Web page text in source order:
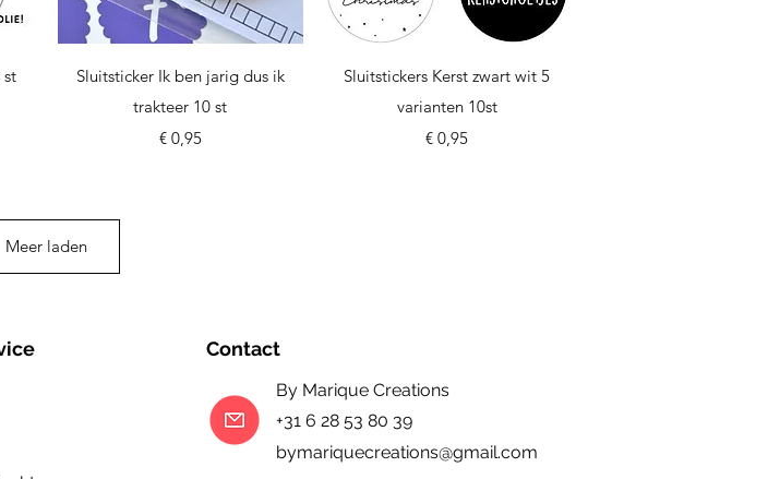
st
Snel overzicht
Sluitsticker Ik ben jarig dus ik
trakteer 10 st
Prijs
€ 0,95
Snel overzicht
Sluitstickers Kerst zwart wit 5
varianten 10st
Prijs
€ 0,95
Meer laden
Contact
By Marique Creations
+31 6 28 53 80 39
bymariquecreations@gmail.com